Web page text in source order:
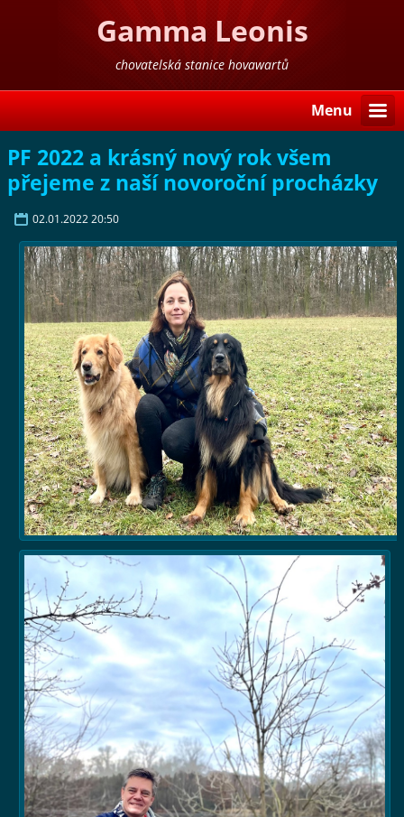
Gamma Leonis
chovatelská stanice hovawartů
Menu
PF 2022 a krásný nový rok všem
přejeme z naší novoroční procházky
02.01.2022 20:50